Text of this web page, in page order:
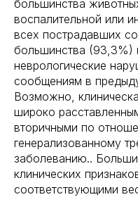
большинства
воспалительной или
всех пострадавших
большинства (93,3%)
неврологические
сообщениям в
Возможно,
широко
вторичными по
генерализованному
заболеванию..
клинических
соответствующими